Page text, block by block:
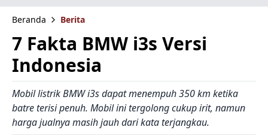
Beranda Berita
7 Fakta BMW i3s Versi
Indonesia
Mobil listrik BMW i3s dapat menempuh 350 km ketika
batre terisi penuh. Mobil ini tergolong cukup irit, namun
harga jualnya masih jauh dari kata terjangkau.